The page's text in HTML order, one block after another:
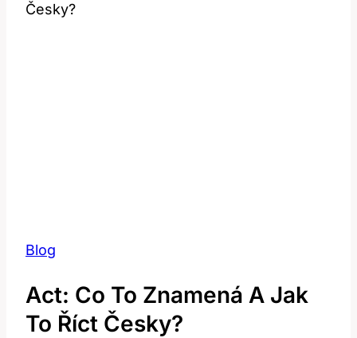
Česky?
Blog
Act: Co To Znamená A Jak
To Říct Česky?